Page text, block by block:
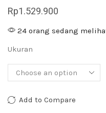
Rp1.529.900
24 orang sedang
Ukuran
Add to Compare